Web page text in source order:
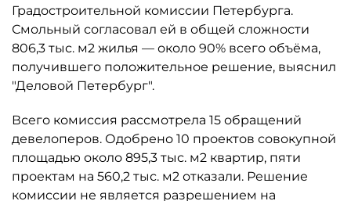
Градостроительной комиссии Петербурга.
Смольный согласовал ей в общей сложности
806,3 тыс. м2 жилья — около 90% всего объёма,
получившего положительное решение, выяснил
"Деловой Петербург".
Всего комиссия рассмотрела 15 обращений
девелоперов. Одобрено 10 проектов совокупной
площадью около 895,3 тыс. м2 квартир, пяти
проектам на 560,2 тыс. м2 отказали. Решение
комиссии не является разрешением на